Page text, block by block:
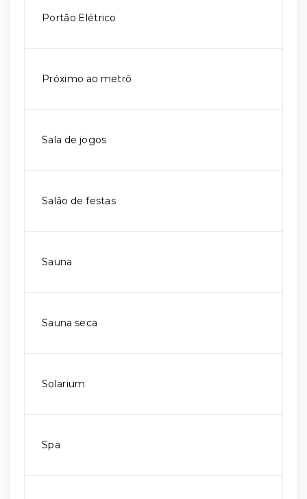
Portão Elétrico
Próximo ao metrô
Sala de jogos
Salão de festas
Sauna
Sauna seca
Solarium
Spa